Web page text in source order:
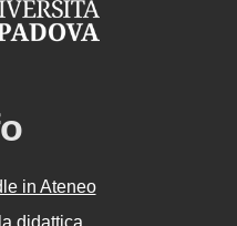
in Ateneo
didattica